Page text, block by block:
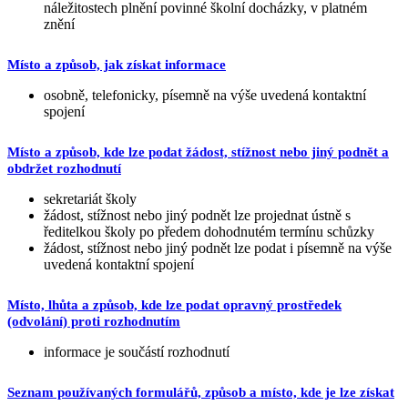
náležitostech plnění povinné školní docházky, v platném
znění
Místo a způsob, jak získat informace
osobně, telefonicky, písemně na výše uvedená kontaktní
spojení
Místo a způsob, kde lze podat žádost, stížnost nebo jiný podnět a
obdržet rozhodnutí
sekretariát školy
žádost, stížnost nebo jiný podnět lze projednat ústně s
ředitelkou školy po předem dohodnutém termínu schůzky
žádost, stížnost nebo jiný podnět lze podat i písemně na výše
uvedená kontaktní spojení
Místo, lhůta a způsob, kde lze podat opravný prostředek
(odvolání) proti rozhodnutím
informace je součástí rozhodnutí
Seznam používaných formulářů, způsob a místo, kde je lze získat